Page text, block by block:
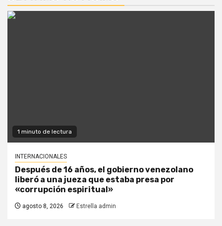
1 minuto de lectura
INTERNACIONALES
Después de 16 años, el gobierno venezolano
liberó a una jueza que estaba presa por
«corrupción espiritual»
agosto 8, 2026 Estrella admin